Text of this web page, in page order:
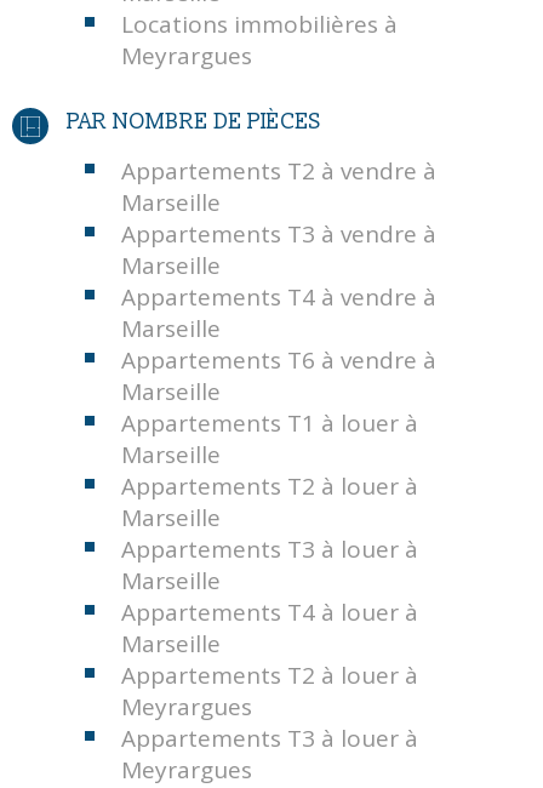
Locations immobilières à
Meyrargues
PAR NOMBRE DE PIÈCES
Appartements T2 à vendre à
Marseille
Appartements T3 à vendre à
Marseille
Appartements T4 à vendre à
Marseille
Appartements T6 à vendre à
Marseille
Appartements T1 à louer à
Marseille
Appartements T2 à louer à
Marseille
Appartements T3 à louer à
Marseille
Appartements T4 à louer à
Marseille
Appartements T2 à louer à
Meyrargues
Appartements T3 à louer à
Meyrargues